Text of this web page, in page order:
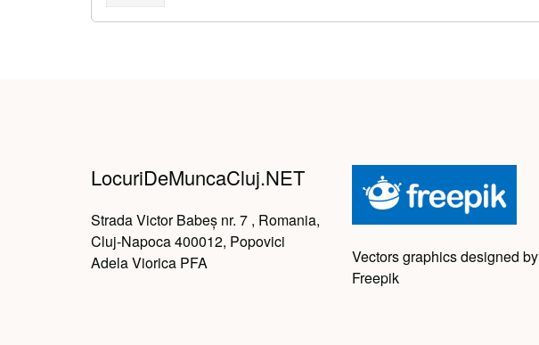
LocuriDeMuncaCluj.NET
Strada Victor Babeș nr. 7 , Romania,
Cluj-Napoca 400012, Popovici
Adela Viorica PFA
Vectors graphics designed by
Freepik